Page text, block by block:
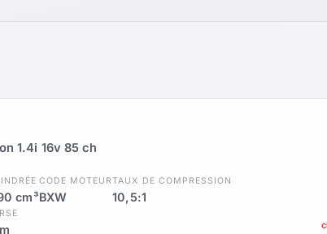
1.4i 16v 85 ch
cm³
CODE MOTEUR
BXW
TAUX DE COMPRESSION
10,5:1